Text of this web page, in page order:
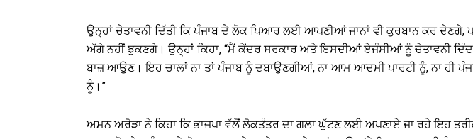
ਉਨ੍ਹਾਂ ਚੇਤਾਵਨੀ ਦਿੱਤੀ ਕਿ ਪੰਜਾਬ ਦੇ ਲੋਕ ਪਿਆਰ ਲਈ ਆਪਣੀਆਂ ਜਾਨਾਂ ਵੀ ਕੁਰਬਾਨ ਕਰ ਦੇਣਗੇ,
ਅੱਗੇ ਨਹੀਂ ਝੁਕਣਗੇ। ਉਨ੍ਹਾਂ ਕਿਹਾ, “ਮੈਂ ਕੇਂਦਰ ਸਰਕਾਰ ਅਤੇ ਇਸਦੀਆਂ ਏਜੰਸੀਆਂ ਨੂੰ ਚੇਤਾਵਨੀ
ਬਾਜ਼ ਆਉਣ। ਇਹ ਚਾਲਾਂ ਨਾ ਤਾਂ ਪੰਜਾਬ ਨੂੰ ਦਬਾਉਣਗੀਆਂ, ਨਾ ਆਮ ਆਦਮੀ ਪਾਰਟੀ ਨੂੰ, ਨਾ ਹੀ
ਨੂੰ।”
ਅਮਨ ਅਰੋੜਾ ਨੇ ਕਿਹਾ ਕਿ ਭਾਜਪਾ ਵੱਲੋਂ ਲੋਕਤੰਤਰ ਦਾ ਗਲਾ ਘੁੱਟਣ ਲਈ ਅਪਣਾਏ ਜਾ ਰਹੇ ਇਹ